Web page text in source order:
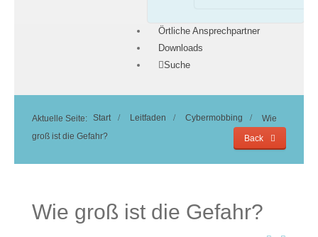
Örtliche Ansprechpartner
Downloads
Suche
Aktuelle Seite: Start Leitfaden Cybermobbing
Wie
groß ist die Gefahr?
Back
Wie groß ist die Gefahr?